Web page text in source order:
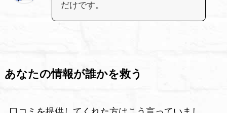
だけです。
あなたの情報が誰かを救う